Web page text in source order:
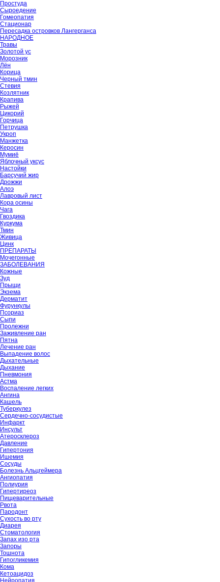
Простуда
Сыроедение
Гомеопатия
Стационар
Пересадка островков Лангерганса
НАРОДНОЕ
Травы
Золотой ус
Морозник
Лён
Корица
Черный тмин
Стевия
Козлятник
Крапива
Рыжей
Цикорий
Горчица
Петрушка
Укроп
Манжетка
Керосин
Мумиё
Яблочный уксус
Настойки
Барсучий жир
Дрожжи
Алоэ
Лавровый лист
Кора осины
Чага
Гвоздика
Куркума
Тмин
Живица
Цинк
ПРЕПАРАТЫ
Мочегонные
ЗАБОЛЕВАНИЯ
Кожные
Зуд
Прыщи
Экзема
Дерматит
Фурункулы
Псориаз
Сыпи
Пролежни
Заживление ран
Пятна
Лечение ран
Выпадение волос
Дыхательные
Дыхание
Пневмония
Астма
Воспаление легких
Ангина
Кашель
Туберкулез
Сердечно-сосудистые
Инфаркт
Инсульт
Атеросклероз
Давление
Гипертония
Ишемия
Сосуды
Болезнь Альцгеймера
Ангиопатия
Полиурия
Гипертиреоз
Пищеварительные
Рвота
Пародонт
Сухость во рту
Диарея
Стоматология
Запах изо рта
Запоры
Тошнота
Гипогликемия
Кома
Кетоацидоз
Нейропатия